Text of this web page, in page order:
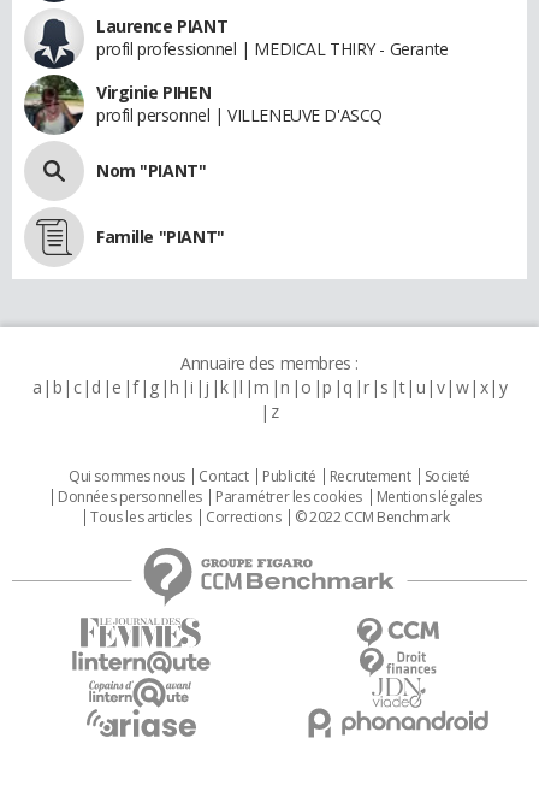
Laurence PIANT
profil professionnel | MEDICAL THIRY - Gerante
Virginie PIHEN
profil personnel | VILLENEUVE D'ASCQ
Nom "PIANT"
Famille "PIANT"
Annuaire des membres :
a b c d e f g h i j k l m n o p q r s t u v w x y
z
Qui sommes nous Contact Publicité Recrutement
Societé
Données personnelles
Paramétrer les cookies
Mentions légales
Tous les articles
Corrections © 2022 CCM Benchmark